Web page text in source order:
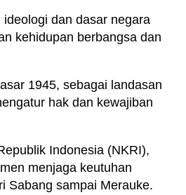
dan dasar negara
kehidupan berbangsa dan
1945, sebagai landasan
hak dan kewajiban
Indonesia (NKRI),
menjaga keutuhan
Sabang sampai Merauke.